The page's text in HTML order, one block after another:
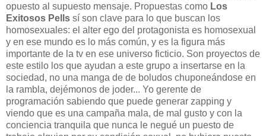
opuesto al supuesto mensaje. Propuestas como Los
Exitosos Pells sí son clave para lo que buscan los
homosexuales: el alter ego del protagonista es homosexual
y en ese mundo es lo más común, y es la figura más
importante de la tv en ese universo ficticio. Son proyectos de
este estilo los que ayudan a este grupo a insertarse en la
sociedad, no una manga de de boludos chuponeándose en
la rambla, dejémonos de joder... Yo gerente de
programación sabiendo que puede generar zapping y
viendo que es una campaña mala, de mal gusto y con la
conciencia tranquila que nunca le negué un puesto de